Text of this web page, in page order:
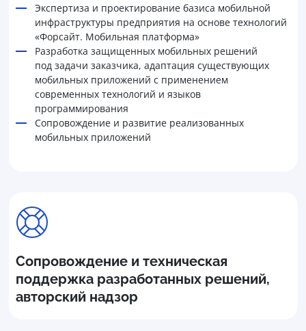
Экспертиза и проектирование базиса мобильной
инфраструктуры предприятия на основе технологий
«Форсайт. Мобильная платформа»
Разработка защищенных мобильных решений
под задачи заказчика, адаптация существующих
мобильных приложений с применением
современных технологий и языков
программирования
Сопровождение и развитие реализованных
мобильных приложений
Сопровождение и техническая
поддержка разработанных решений,
авторский надзор